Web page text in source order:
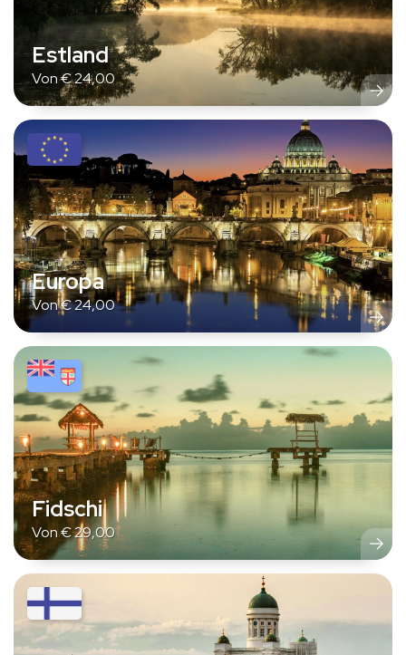
Estland
Von€24,00
Europa
Von€24,00
Fidschi
Von€29,00